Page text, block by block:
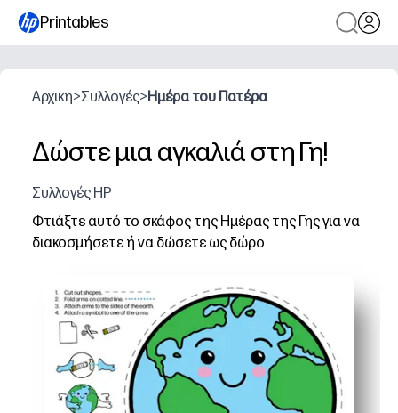
Printables
Αρχικη>Συλλογές>Ημέρα του Πατέρα
Δώστε μια αγκαλιά στη Γη!
Συλλογές HP
Φτιάξτε αυτό το σκάφος της Ημέρας της Γης για να
διακοσμήσετε ή να δώσετε ως δώρο